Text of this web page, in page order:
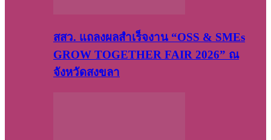
สสว. แถลงผลสำเร็จงาน “OSS & SMEs
GROW TOGETHER FAIR 2026” ณ
จังหวัดสงขลา